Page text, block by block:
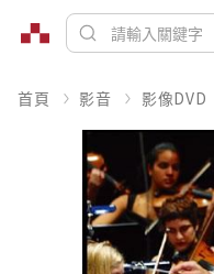
首頁 影音 影像DVD